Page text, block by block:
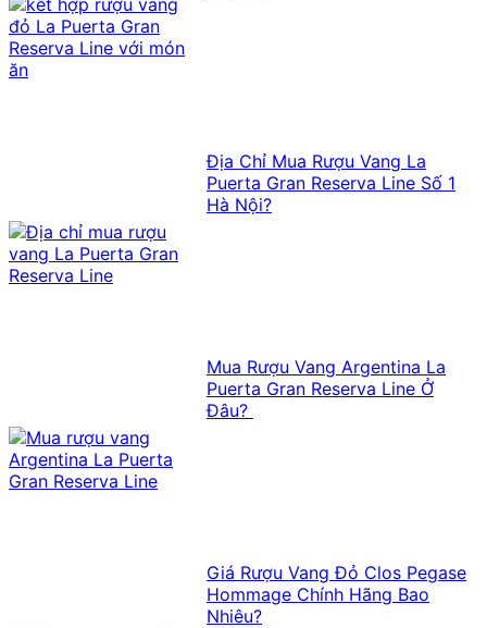
Địa Chỉ Mua Rượu Vang La
Puerta Gran Reserva Line Số 1
Hà Nội?
Mua Rượu Vang Argentina La
Puerta Gran Reserva Line Ở
Đâu?
Giá Rượu Vang Đỏ Clos Pegase
Hommage Chính Hãng Bao
Nhiêu?